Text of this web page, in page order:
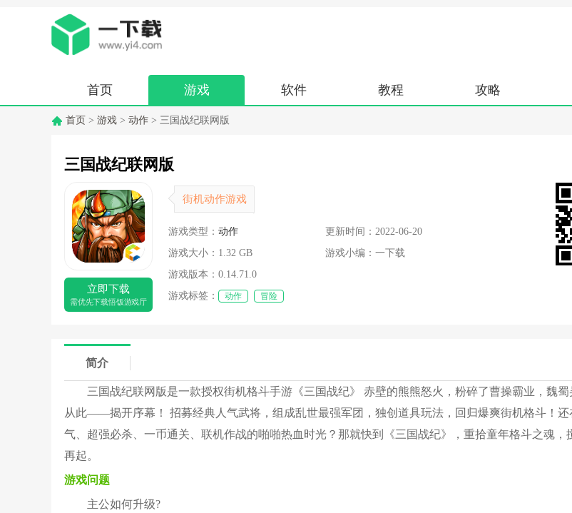
首页 游戏 软件 教程 攻略
首页 > 游戏 > 动作 > 三国战纪联网版
三国战纪联网版
立即下载
需优先下载悟饭游戏厅
街机动作游戏
游戏类型： 动作 更新时间： 2022-06-20
游戏大小： 1.32 GB 游戏小编： 一下载
游戏版本： 0.14.71.0
游戏标签：
动作 冒险
简介
三国战纪联网版是一款授权街机格斗手游《三国战纪》 赤壁的熊熊怒火，粉碎了曹操霸业，魏蜀
从此——揭开序幕！ 招募经典人气武将，组成乱世最强军团，独创道具玩法，回归爆爽街机格斗！还
气、超强必杀、一币通关、联机作战的啪啪热血时光？那就快到《三国战纪》，重拾童年格斗之魂，
再起。
游戏问题
主公如何升级?